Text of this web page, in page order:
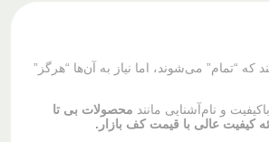
“تمام” می‌شوند، اما نیاز به آن‌ها “هرگز”
و نام‌آشنایی مانند محصولات بی تا
کیفیت عالی با قیمت کف بازار.